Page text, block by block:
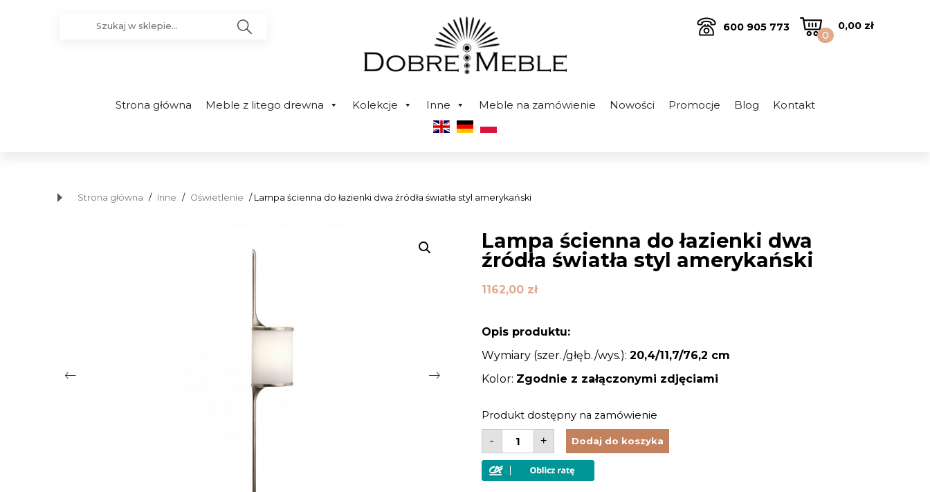
0
0,00 zł
600 905 773
Strona główna Meble z litego drewna Kolekcje Inne Meble na zamówienie Nowości Promocje Blog Kontakt
Strona główna / Inne / Oświetlenie / Lampa ścienna do łazienki dwa źródła światła styl amerykański
Lampa ścienna do łazienki dwa
źródła światła styl amerykański
1162,00 zł
Opis produktu:
Wymiary (szer./głęb./wys.): 20,4/11,7/76,2 cm
Kolor: Zgodnie z załączonymi zdjęciami
Produkt dostępny na zamówienie
-
ilość
Lampa
ścienna
do
łazienki
+ Dodaj do koszyka